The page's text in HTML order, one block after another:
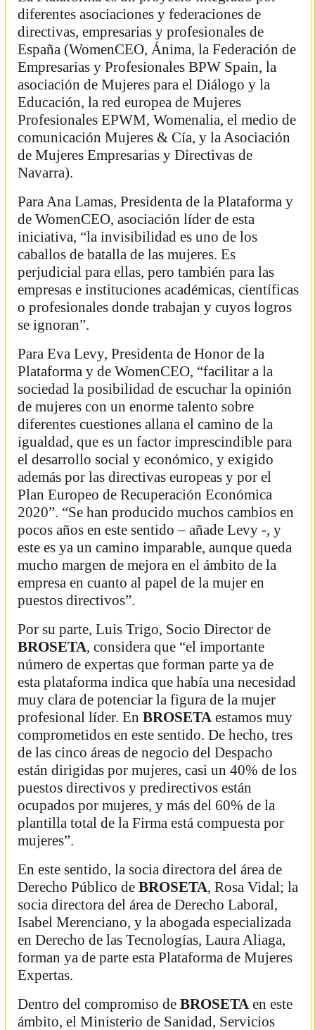
diferentes asociaciones y federaciones de
directivas, empresarias y profesionales de
España (WomenCEO, Ánima, la Federación de
Empresarias y Profesionales BPW Spain, la
asociación de Mujeres para el Diálogo y la
Educación, la red europea de Mujeres
Profesionales EPWM, Womenalia, el medio de
comunicación Mujeres & Cía, y la Asociación
de Mujeres Empresarias y Directivas de
Navarra).
Para Ana Lamas, Presidenta de la Plataforma y
de WomenCEO, asociación líder de esta
iniciativa, “la invisibilidad es uno de los
caballos de batalla de las mujeres. Es
perjudicial para ellas, pero también para las
empresas e instituciones académicas, científicas
o profesionales donde trabajan y cuyos logros
se ignoran”.
Para Eva Levy, Presidenta de Honor de la
Plataforma y de WomenCEO, “facilitar a la
sociedad la posibilidad de escuchar la opinión
de mujeres con un enorme talento sobre
diferentes cuestiones allana el camino de la
igualdad, que es un factor imprescindible para
el desarrollo social y económico, y exigido
además por las directivas europeas y por el
Plan Europeo de Recuperación Económica
2020”. “Se han producido muchos cambios en
pocos años en este sentido – añade Levy -, y
este es ya un camino imparable, aunque queda
mucho margen de mejora en el ámbito de la
empresa en cuanto al papel de la mujer en
puestos directivos”.
Por su parte, Luis Trigo, Socio Director de
BROSETA, considera que “el importante
número de expertas que forman parte ya de
esta plataforma indica que había una necesidad
muy clara de potenciar la figura de la mujer
profesional líder. En BROSETA estamos muy
comprometidos en este sentido. De hecho, tres
de las cinco áreas de negocio del Despacho
están dirigidas por mujeres, casi un 40% de los
puestos directivos y predirectivos están
ocupados por mujeres, y más del 60% de la
plantilla total de la Firma está compuesta por
mujeres”.
En este sentido, la socia directora del área de
Derecho Público de BROSETA, Rosa Vidal; la
socia directora del área de Derecho Laboral,
Isabel Merenciano, y la abogada especializada
en Derecho de las Tecnologías, Laura Aliaga,
forman ya de parte esta Plataforma de Mujeres
Expertas.
Dentro del compromiso de BROSETA en este
ámbito, el Ministerio de Sanidad, Servicios